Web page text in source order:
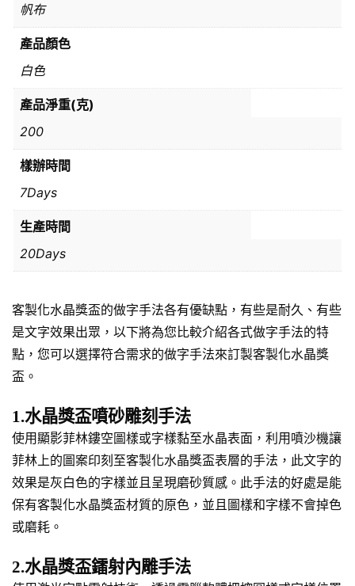
帆布
產品顏色
白色
產品淨重(克)
200
樣辦時間
7Days
生產時間
20Days
客製化水晶獎盃的做字手法各有優缺點，有些是耐久、有些
是文字效果出眾，以下將為您比較介紹各式做字手法的特
點，您可以選擇符合需求的做字手法來訂製客製化水晶獎
盃。
1.水晶獎盃噴砂雕刻手法
使用顯影菲林鏤空圖樣或字樣黏至水晶表面，利用噴沙機讓
菲林上的圖案印刻至客製化水晶獎盃表層的手法，此文字的
效果是灰白色的字樣並且呈現磨砂質感。此手法的好處是能
保有客製化水晶獎盃材質的原色，並且圖樣和字樣不會掉色
或磨耗。
2.水晶獎盃鐳射內雕手法